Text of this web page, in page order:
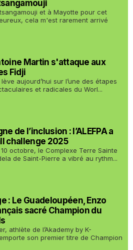
et à Mayotte pour cet
cela m'est rarement arrivé
Martin s'attaque aux
Fidji
aujourd’hui sur l’une des étapes
et radicales du Worl...
de l’inclusion : l’ALEFPA a
challenge 2025
octobre, le Complexe Terre Sainte
de Saint-Pierre a vibré au rythm...
: Le Guadeloupéen, Enzo
sacré Champion du
athlète de l’Akademy by K-
son premier titre de Champion